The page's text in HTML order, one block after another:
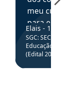
meu
para
colocar
através
de
Elais - 15/
SGC: SEC BA
Educação
(Edital